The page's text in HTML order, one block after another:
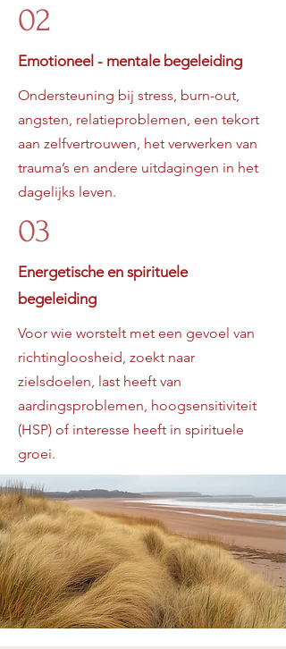
02
Emotioneel - mentale begeleiding
Ondersteuning bij stress, burn-out,
angsten, relatieproblemen, een tekort
aan zelfvertrouwen, het verwerken van
trauma’s en andere uitdagingen in het
dagelijks leven.
03
Energetische en spirituele
begeleiding
Voor wie worstelt met een gevoel van
richtingloosheid, zoekt naar
zielsdoelen, last heeft van
aardingsproblemen, hoogsensitiviteit
(HSP) of interesse heeft in spirituele
groei.